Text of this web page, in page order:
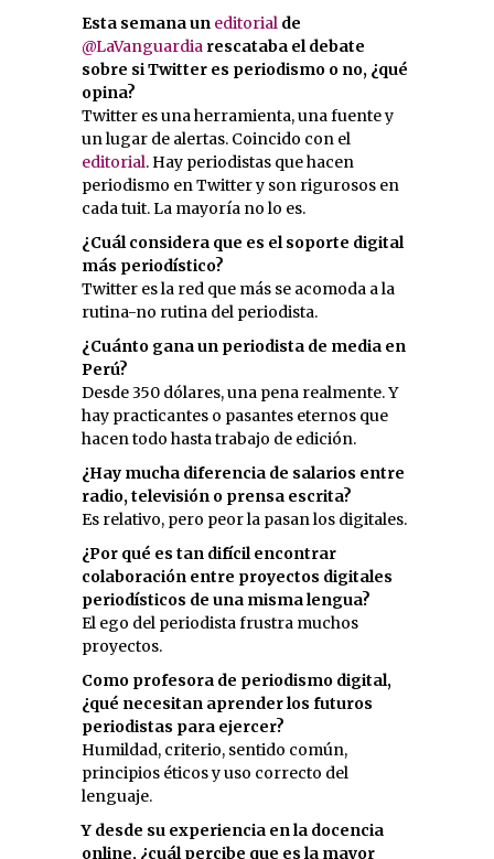
Esta semana un editorial de
@LaVanguardia rescataba el debate
sobre si Twitter es periodismo o no, ¿qué
opina?
Twitter es una herramienta, una fuente y
un lugar de alertas. Coincido con el
editorial. Hay periodistas que hacen
periodismo en Twitter y son rigurosos en
cada tuit. La mayoría no lo es.
¿Cuál considera que es el soporte digital
más periodístico?
Twitter es la red que más se acomoda a la
rutina-no rutina del periodista.
¿Cuánto gana un periodista de media en
Perú?
Desde 350 dólares, una pena realmente. Y
hay practicantes o pasantes eternos que
hacen todo hasta trabajo de edición.
¿Hay mucha diferencia de salarios entre
radio, televisión o prensa escrita?
Es relativo, pero peor la pasan los digitales.
¿Por qué es tan difícil encontrar
colaboración entre proyectos digitales
periodísticos de una misma lengua?
El ego del periodista frustra muchos
proyectos.
Como profesora de periodismo digital,
¿qué necesitan aprender los futuros
periodistas para ejercer?
Humildad, criterio, sentido común,
principios éticos y uso correcto del
lenguaje.
Y desde su experiencia en la docencia
online, ¿cuál percibe que es la mayor